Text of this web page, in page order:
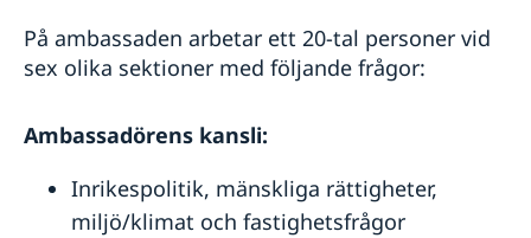
På ambassaden arbetar ett 20-tal personer vid
sex olika sektioner med följande frågor:
Ambassadörens kansli:
Inrikespolitik, mänskliga rättigheter,
miljö/klimat och fastighetsfrågor